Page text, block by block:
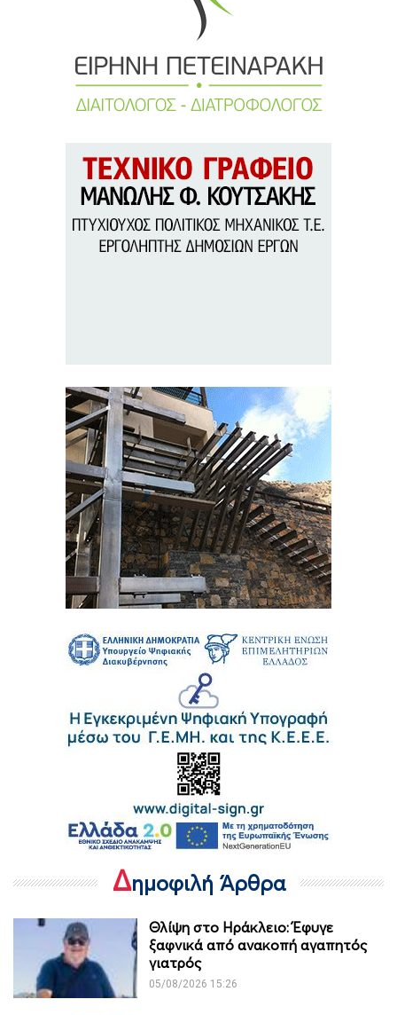
Δημοφιλή Άρθρα
Θλίψη στο Ηράκλειο: Έφυγε
ξαφνικά από ανακοπή αγαπητός
γιατρός
05/08/2026 15:26